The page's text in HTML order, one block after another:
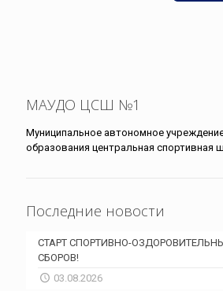
МАУДО ЦСШ №1
Муниципальное автономное
образования центральная спортивная
Последние новости
СТАРТ СПОРТИВНО-
СБОРОВ!
03.08.2026